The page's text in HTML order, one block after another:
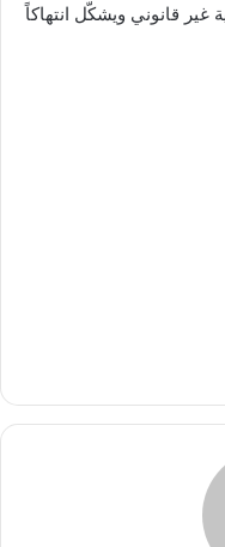
غير قانوني ويشكّل انتهاكاً